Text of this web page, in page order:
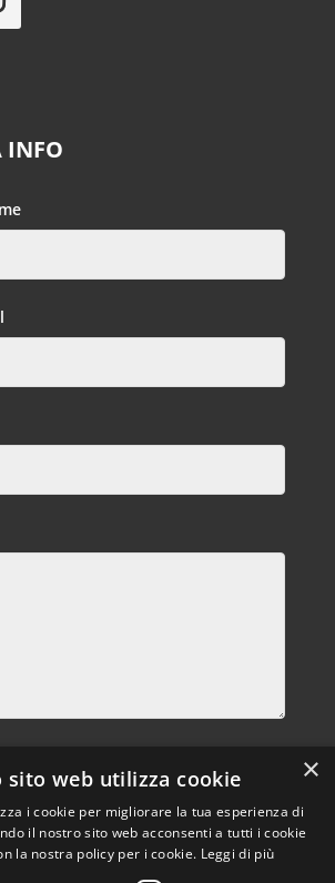
INFO
letto letto e compreso l’ informativa
il consenso al trattamento dei miei dati
le modalità indicate nell’informativa
privacy
×
sito web utilizza cookie
i cookie per migliorare la tua esperienza di
il nostro sito web acconsenti a tutti i cookie
la nostra policy per i cookie. Leggi di più